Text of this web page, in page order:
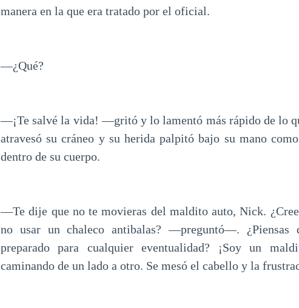
manera en la que era tratado por el oficial.
—¿Qué?
—¡Te salvé la vida! —gritó y lo lamentó más rápido de lo
atravesó su cráneo y su herida palpitó bajo su mano
dentro de su cuerpo.
—Te dije que no te movieras del maldito auto, Nick.
no usar un chaleco antibalas? —preguntó—. ¿Piensas
preparado para cualquier eventualidad? ¡Soy un
caminando de un lado a otro. Se mesó el cabello y la